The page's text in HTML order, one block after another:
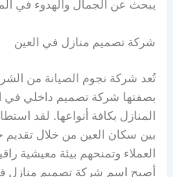
يبحث عن الجمال والهدوء في
شركة تصميم منازل في العين
تُعد شركة نجوم الصيانة من
بصفتها شركة تصميم داخلي
المنازل بكافة أنواعها. لقد
بين سكان العين من خلال
العملاء وتمنحهم بيئة معيشية
أصبح اسم شركة تصميم منازل